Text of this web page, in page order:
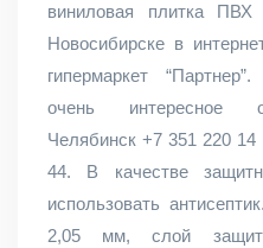
виниловая плитка
Новосибирске в
гипермаркет
очень интересное
Челябинск +7 351 220
44. В качестве
использовать
2,05 мм, слой